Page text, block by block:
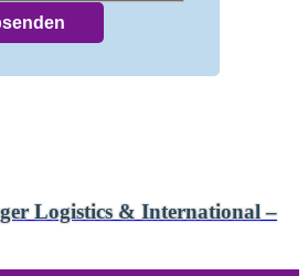
Logistics & International –